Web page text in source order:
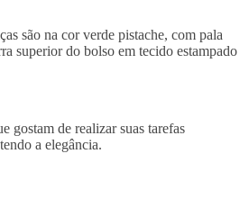
são na cor verde pistache, com pala
superior do bolso em tecido estampado
gostam de realizar suas tarefas
a elegância.